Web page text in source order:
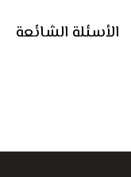
الأسئلة الشائعة